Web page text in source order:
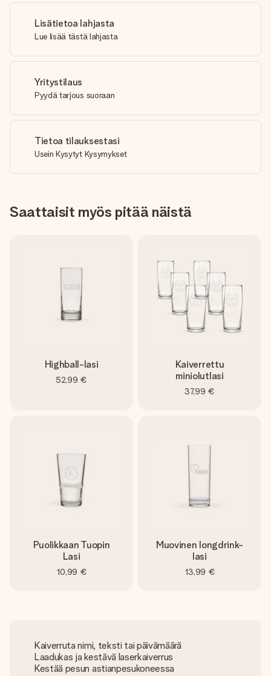
Lisätietoa lahjasta
Lue lisää tästä lahjasta
Yritystilaus
Pyydä tarjous suoraan
Tietoa tilauksestasi
Usein Kysytyt Kysymykset
Saattaisit myös pitää näistä
Highball-lasi
52,99 €
Kaiverrettu
miniolutlasi
37,99 €
Puolikkaan Tuopin
Lasi
10,99 €
Muovinen longdrink-
lasi
13,99 €
Kaiverruta nimi, teksti tai päivämäärä
Laadukas ja kestävä laserkaiverrus
Kestää pesun astianpesukoneessa